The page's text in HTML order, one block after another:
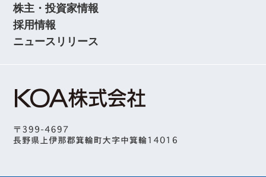
株主・投資家情報
採用情報
ニュースリリース